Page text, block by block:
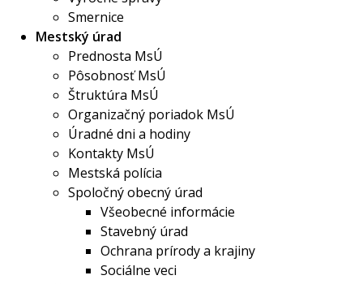
Smernice
Mestský úrad
Prednosta MsÚ
Pôsobnosť MsÚ
Štruktúra MsÚ
Organizačný poriadok MsÚ
Úradné dni a hodiny
Kontakty MsÚ
Mestská polícia
Spoločný obecný úrad
Všeobecné informácie
Stavebný úrad
Ochrana prírody a krajiny
Sociálne veci